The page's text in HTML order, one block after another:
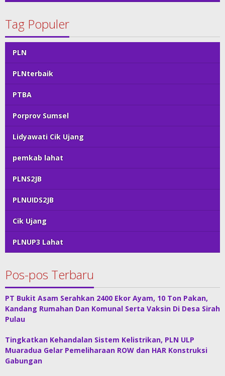
Tag Populer
PLN
PLNterbaik
PTBA
Porprov Sumsel
Lidyawati Cik Ujang
pemkab lahat
PLNS2JB
PLNUIDS2JB
Cik Ujang
PLNUP3 Lahat
Pos-pos Terbaru
PT Bukit Asam Serahkan 2400 Ekor Ayam, 10 Ton Pakan,
Kandang Rumahan Dan Komunal Serta Vaksin Di Desa Sirah
Pulau
Tingkatkan Kehandalan Sistem Kelistrikan, PLN ULP
Muaradua Gelar Pemeliharaan ROW dan HAR Konstruksi
Gabungan